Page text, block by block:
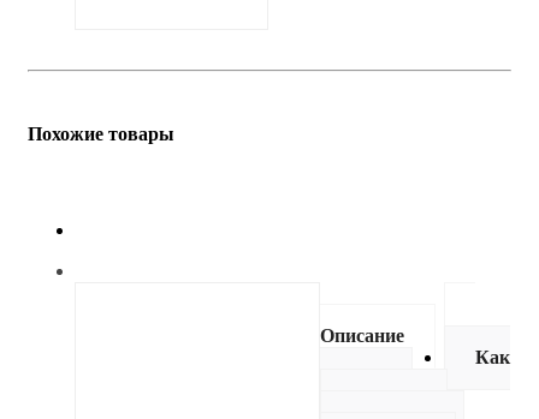
Похожие товары
Описание
Как